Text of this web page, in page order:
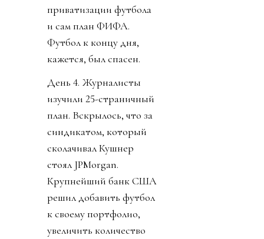
приватизации футбола
и сам план ФИФА.
Футбол к концу дня,
кажется, был спасен.
День 4. Журналисты
изучили 25-страничный
план. Вскрылось, что за
синдикатом, который
сколачивал Кушнер
стоял JPMorgan.
Крупнейший банк США
решил добавить футбол
к своему портфолио,
увеличить количество